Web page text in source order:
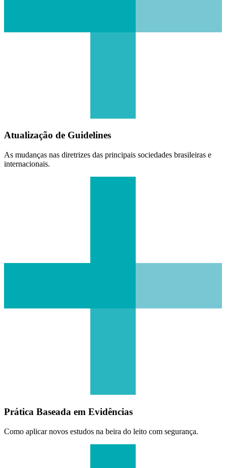
Atualização de Guidelines
As mudanças nas diretrizes das principais sociedades brasileiras e
internacionais.
Prática Baseada em Evidências
Como aplicar novos estudos na beira do leito com segurança.